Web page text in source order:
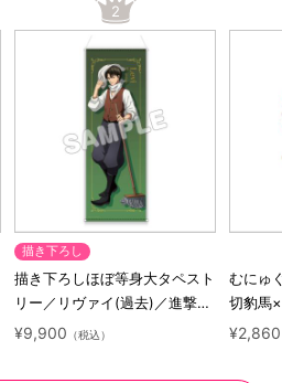
2
描き下ろし
描き下ろしほぼ等身大タペスト
リー／リヴァイ(過去)／進撃の
巨人 10 Years Journey
¥9,900 （税込）
むにゅ
切豹馬
ロック
¥2,860